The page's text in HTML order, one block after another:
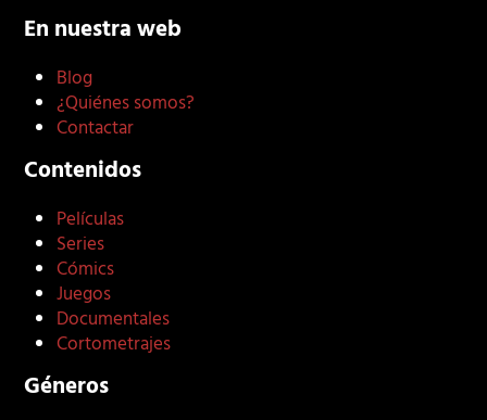
En nuestra web
Blog
¿Quiénes somos?
Contactar
Contenidos
Películas
Series
Cómics
Juegos
Documentales
Cortometrajes
Géneros